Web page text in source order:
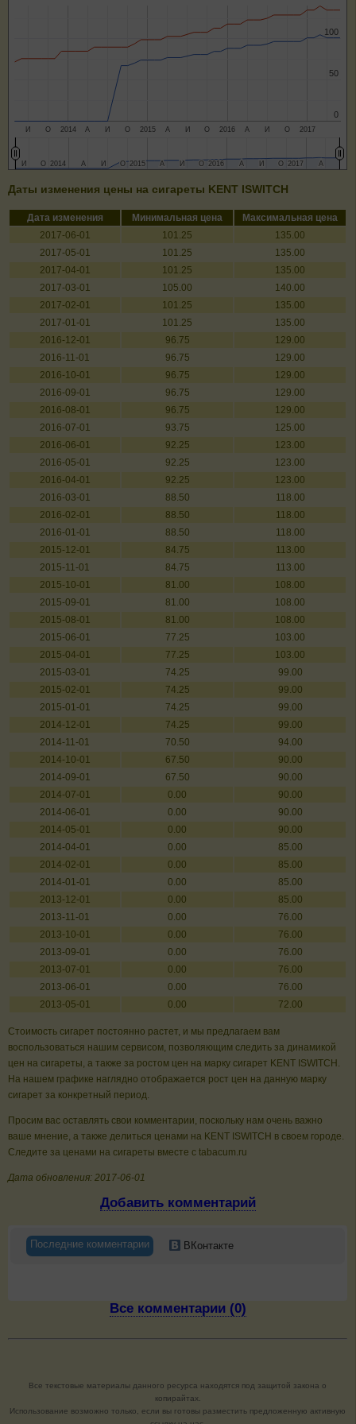
2014 2015 2016 2017
И О А И О А И О А И О
0
0
50
50
100
100
2014
2014 2015
2015 2016
2016 2017
2017
ИИ О
О А
А ИИ О
О А
А ИИ О
О А
А ИИ О
О А
А
Даты изменения цены на сигареты KENT ISWITCH
Дата изменения Минимальная цена
Максимальная цена
2017-06-01
101.25
135.00
2017-05-01
101.25
135.00
2017-04-01
101.25
135.00
2017-03-01
105.00
140.00
2017-02-01
101.25
135.00
2017-01-01
101.25
135.00
2016-12-01
96.75
129.00
2016-11-01
96.75
129.00
2016-10-01
96.75
129.00
2016-09-01
96.75
129.00
2016-08-01
96.75
129.00
2016-07-01
93.75
125.00
2016-06-01
92.25
123.00
2016-05-01
92.25
123.00
2016-04-01
92.25
123.00
2016-03-01
88.50
118.00
2016-02-01
88.50
118.00
2016-01-01
88.50
118.00
2015-12-01
84.75
113.00
2015-11-01
84.75
113.00
2015-10-01
81.00
108.00
2015-09-01
81.00
108.00
2015-08-01
81.00
108.00
2015-06-01
77.25
103.00
2015-04-01
77.25
103.00
2015-03-01
74.25
99.00
2015-02-01
74.25
99.00
2015-01-01
74.25
99.00
2014-12-01
74.25
99.00
2014-11-01
70.50
94.00
2014-10-01
67.50
90.00
2014-09-01
67.50
90.00
2014-07-01
0.00
90.00
2014-06-01
0.00
90.00
2014-05-01
0.00
90.00
2014-04-01
0.00
85.00
2014-02-01
0.00
85.00
2014-01-01
0.00
85.00
2013-12-01
0.00
85.00
2013-11-01
0.00
76.00
2013-10-01
0.00
76.00
2013-09-01
0.00
76.00
2013-07-01
0.00
76.00
2013-06-01
0.00
76.00
2013-05-01
0.00 72.00
Стоимость сигарет постоянно растет, и мы предлагаем вам
воспользоваться нашим сервисом, позволяющим следить за динамикой
цен на сигареты, а также за ростом цен на марку сигарет KENT ISWITCH.
На нашем графике наглядно отображается рост цен на данную марку
сигарет за конкретный период.
Просим вас оставлять свои комментарии, поскольку нам очень важно
ваше мнение, а также делиться ценами на KENT ISWITCH в своем городе.
Следите за ценами на сигареты вместе с tabacum.ru
Дата обновления: 2017-06-01
Добавить комментарий
Последние комментарии ВКонтакте
Все комментарии (0)
Все текстовые материалы данного ресурса находятся под защитой закона о
копирайтах.
Использование возможно только, если вы готовы разместить предложенную активную